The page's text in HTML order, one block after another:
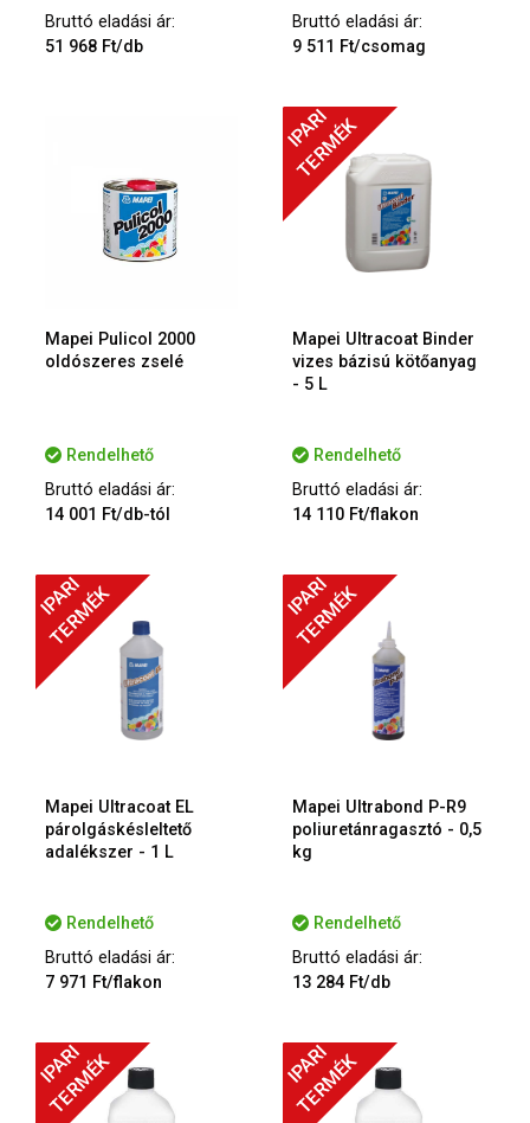
Bruttó eladási ár:
51 968 Ft/db
Bruttó eladási ár:
9 511 Ft/csomag
Mapei Pulicol 2000
oldószeres zselé
Rendelhető
Bruttó eladási ár:
14 001 Ft/db-tól
IPARI
TERMÉK
Mapei Ultracoat Binder
vizes bázisú kötőanyag
- 5 L
Rendelhető
Bruttó eladási ár:
14 110 Ft/flakon
IPARI
TERMÉK
Mapei Ultracoat EL
párolgáskésleltető
adalékszer - 1 L
Rendelhető
Bruttó eladási ár:
7 971 Ft/flakon
IPARI
TERMÉK
Mapei Ultrabond P-R9
poliuretánragasztó - 0,5
kg
Rendelhető
Bruttó eladási ár:
13 284 Ft/db
IPARI
TERMÉK IPARI
TERMÉK